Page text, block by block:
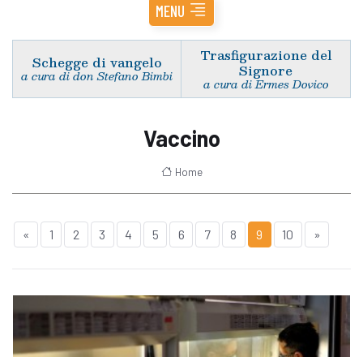
MENU
Schegge di vangelo
a cura di don Stefano Bimbi
Trasfigurazione del
Signore
a cura di Ermes Dovico
Vaccino
Home
« 1 2 3 4 5 6 7 8 9 10 »